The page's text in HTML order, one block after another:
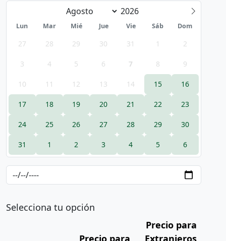
Lun Mar Mié Jue Vie Sáb Dom
27 28 29 30 31 1 2
3 4 5 6 7 8 9
10 11 12 13 14 15 16
17 18 19 20 21 22 23
24 25 26 27 28 29 30
31 1 2 3 4 5 6
Selecciona tu opción
Precio para
Precio para
Extranjeros